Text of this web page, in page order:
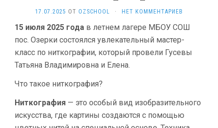
17.07.2025 ОТ OZSCHOOL · НЕТ КОММЕНТАРИЕВ
15 июля 2025 года в летнем лагере МБОУ СОШ
пос. Озерки состоялся увлекательный мастер-
класс по ниткографии, который провели Гусевы
Татьяна Владимировна и Елена.
Что такое ниткография?
Ниткография — это особый вид изобразительного
искусства, где картины создаются с помощью